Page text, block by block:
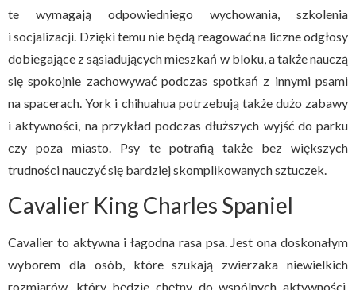
te wymagają odpowiedniego wychowania, szkolenia
i socjalizacji. Dzięki temu nie będą reagować na liczne odgłosy
dobiegające z sąsiadujących mieszkań w bloku, a także nauczą
się spokojnie zachowywać podczas spotkań z innymi psami
na spacerach. York i chihuahua potrzebują także dużo zabawy
i aktywności, na przykład podczas dłuższych wyjść do parku
czy poza miasto. Psy te potrafią także bez większych
trudności nauczyć się bardziej skomplikowanych sztuczek.
Cavalier King Charles Spaniel
Cavalier to aktywna i łagodna rasa psa. Jest ona doskonałym
wyborem dla osób, które szukają zwierzaka niewielkich
rozmiarów, który będzie chętny do wspólnych aktywności.